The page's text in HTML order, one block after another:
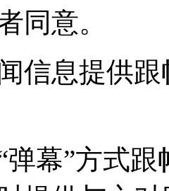
同意。
信息提供
弹幕”方式